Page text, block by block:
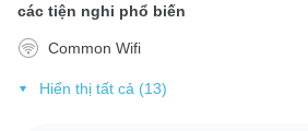
các tiện nghi phổ biến
Common Wifi
Hiển thị tất cả (13)